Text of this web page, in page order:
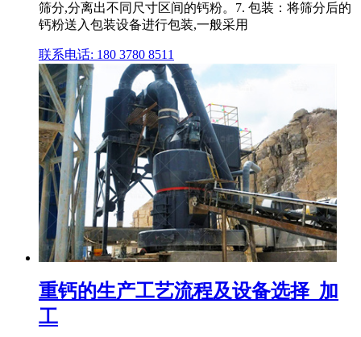
筛分,分离出不同尺寸区间的钙粉。7. 包装：将筛分后的
钙粉送入包装设备进行包装,一般采用
联系电话: 180 3780 8511
重钙的生产工艺流程及设备选择_加
工